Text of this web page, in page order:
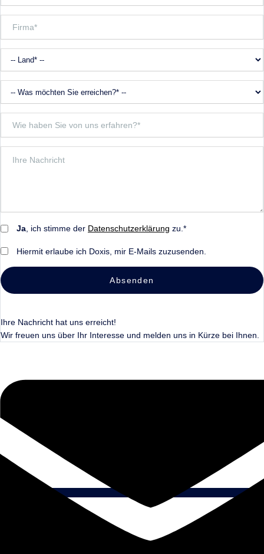
Ja, ich stimme der Datenschutzerklärung zu.*
Hiermit erlaube ich Doxis, mir E-Mails zuzusenden.
Absenden
Ihre Nachricht hat uns erreicht!
Wir freuen uns über Ihr Interesse und melden uns in Kürze bei Ihnen.